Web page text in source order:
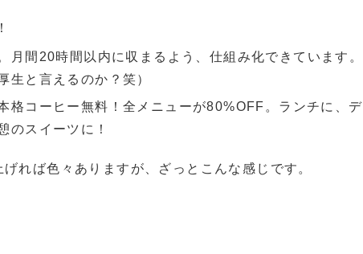
月間20時間以内に収まるよう、仕組み化できています。
生と言えるのか？笑）
格コーヒー無料！全メニューが80%OFF。ランチに、デ
のスイーツに！
れば色々ありますが、ざっとこんな感じです。